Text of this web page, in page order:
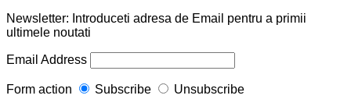
Newsletter: Introduceti adresa de Email pentru a primii
ultimele noutati
Email Address
Form action Subscribe Unsubscribe